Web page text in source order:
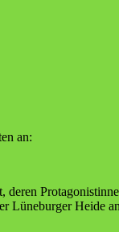
an:
Hei­de